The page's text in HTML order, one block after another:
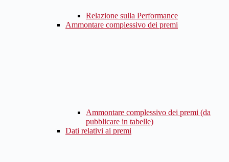
Relazione sulla Performance
Ammontare complessivo dei premi
Ammontare complessivo dei premi (da
pubblicare in tabelle)
Dati relativi ai premi